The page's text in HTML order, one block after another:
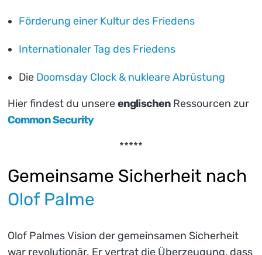
Förderung einer Kultur des Friedens
Internationaler Tag des Friedens
Die Doomsday Clock & nukleare Abrüstung
Hier findest du unsereenglischen Ressourcen zur
Common Security
*****
Gemeinsame Sicherheit nach
Olof Palme
Olof Palmes Vision der gemeinsamen Sicherheit
war revolutionär. Er vertrat die Überzeugung, dass